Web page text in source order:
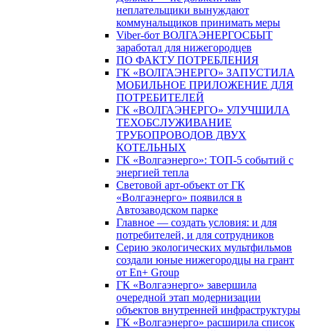
неплательщики вынуждают
коммунальщиков принимать меры
Viber-бот ВОЛГАЭНЕРГОСБЫТ
заработал для нижегородцев
ПО ФАКТУ ПОТРЕБЛЕНИЯ
ГК «ВОЛГАЭНЕРГО» ЗАПУСТИЛА
МОБИЛЬНОЕ ПРИЛОЖЕНИЕ ДЛЯ
ПОТРЕБИТЕЛЕЙ
ГК «ВОЛГАЭНЕРГО» УЛУЧШИЛА
ТЕХОБСЛУЖИВАНИЕ
ТРУБОПРОВОДОВ ДВУХ
КОТЕЛЬНЫХ
ГК «Волгаэнерго»: ТОП-5 событий с
энергией тепла
Световой арт-объект от ГК
«Волгаэнерго» появился в
Автозаводском парке
Главное — создать условия: и для
потребителей, и для сотрудников
Серию экологических мультфильмов
создали юные нижегородцы на грант
от En+ Group
ГК «Волгаэнерго» завершила
очередной этап модернизации
объектов внутренней инфраструктуры
ГК «Волгаэнерго» расширила список